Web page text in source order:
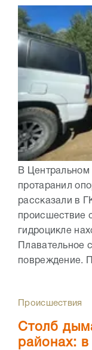
В Центральном
протаранил
рассказали в
происшествие
гидроцикле
Плавательное
повреждение.
Происшествия
Столб
районах: